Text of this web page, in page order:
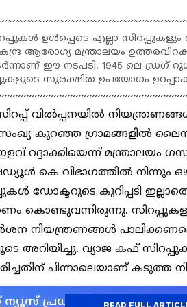
ഉൾപ്പെടെ എല്ലാ സിറപ്പുകളും
ആരോഗ്യ മന്ത്രാലയം
ഈ നടപടി. 1945 ലെ ഡ്രഗ്
സുരക്ഷിത ഉപയോഗം
വിൽപ്പനയിൽ
കുറഞ്ഞ ​ഗ്രാമങ്ങളിൽ
റദ്ദാക്കിയെന്ന് മന്ത്രാലയം
കെ വിഭാ​ഗത്തിൽ നിന്നും
ഡോക്ടറുടെ കുറിപ്പടി
കൊണ്ടുവന്നിരുന്നു.
നിയന്ത്രണങ്ങൾ
അറിയിച്ചു. വ്യാജ കഫ്
പിന്നാലെയാണ്
ന്യൂസ് പ്രധാന വാർത്താ
READ FULL